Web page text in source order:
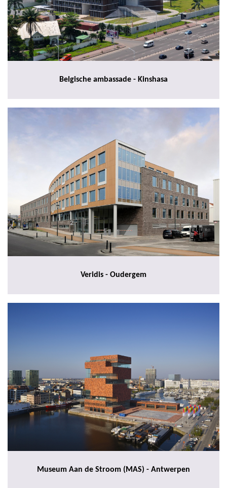
Belgische ambassade - Kinshasa
Veridis - Oudergem
Museum Aan de Stroom (MAS) - Antwerpen